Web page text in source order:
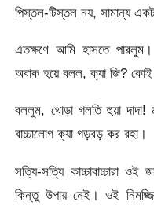
পিস্তল-টিস্তল নয়, সামান্য
এতক্ষণে আমি হাসতে
অবাক হয়ে বলল, ক্যা জি?
বললুম, থোড়া গলতি হুয়া দাদা!
বাচ্চালোগ ক্যা গড়বড় কর রহা।
সত্যি-সত্যি কাচ্চাবাচ্চারা ওই
কিন্তু উপায় নেই। ওই